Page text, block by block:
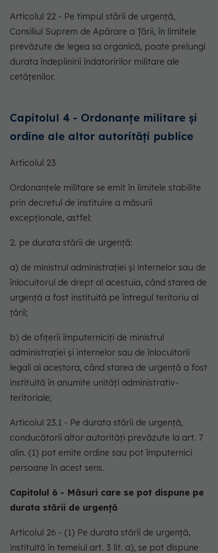
Articolul 22 - Pe timpul stării de urgență,
Consiliul Suprem de Apărare a Țării, în limitele
prevăzute de legea sa organică, poate prelungi
durata îndeplinirii îndatoririlor militare ale
cetățenilor.
Capitolul 4 - Ordonanțe militare și
ordine ale altor autorități publice
Articolul 23
Ordonanțele militare se emit în limitele stabilite
prin decretul de instituire a măsurii
excepționale, astfel:
2. pe durata stării de urgență:
a) de ministrul administrației și internelor sau de
înlocuitorul de drept al acestuia, când starea de
urgență a fost instituită pe întregul teritoriu al
țării;
b) de ofițerii împuterniciți de ministrul
administrației și internelor sau de înlocuitorii
legali ai acestora, când starea de urgență a fost
instituită în anumite unități administrativ-
teritoriale;
Articolul 23.1 - Pe durata stării de urgență,
conducătorii altor autorități prevăzute la art. 7
alin. (1) pot emite ordine sau pot împuternici
persoane în acest sens.
Capitolul 6 - Măsuri care se pot dispune pe
durata stării de urgență
Articolul 26 - (1) Pe durata stării de urgență,
instituită în temeiul art. 3 lit. a), se pot dispune